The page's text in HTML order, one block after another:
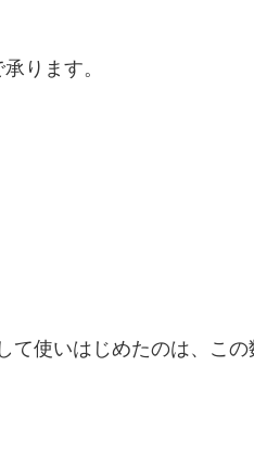
承ります。
使いはじめたのは、この